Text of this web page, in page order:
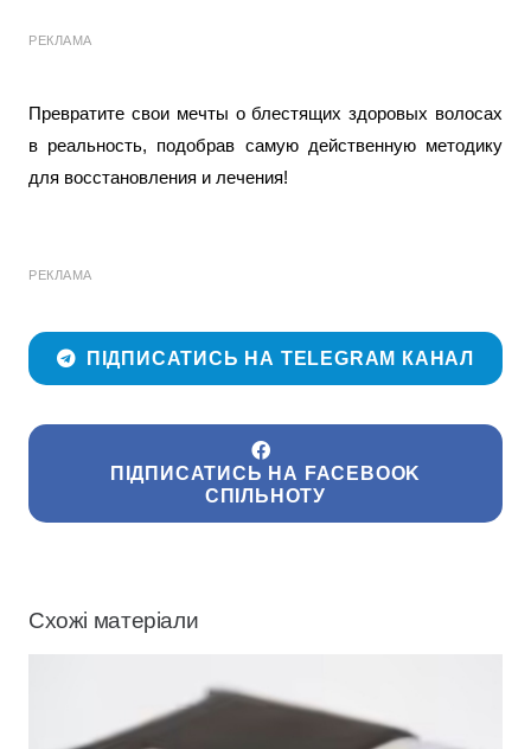
РЕКЛАМА
Превратите свои мечты о блестящих здоровых волосах
в реальность, подобрав самую действенную методику
для восстановления и лечения!
РЕКЛАМА
ПІДПИСАТИСЬ НА TELEGRAM КАНАЛ
ПІДПИСАТИСЬ НА FACEBOOK
СПІЛЬНОТУ
Схожі матеріали